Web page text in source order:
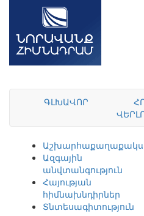
ԳԼԽԱՎՈՐ
Ազգային
անվտանգություն
Հայության
հիմնախնդիրներ
Տնտեսագիտություն